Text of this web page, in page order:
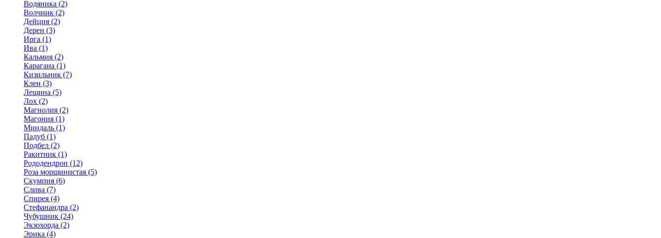
Водяника (2)
Волчник (2)
Дейция (2)
Дерен (3)
Ирга (1)
Ива (1)
Кальмия (2)
Карагана (1)
Кизильник (7)
Клен (3)
Лещина (5)
Лох (2)
Магнолия (2)
Магония (1)
Миндаль (1)
Падуб (1)
Подбел (2)
Ракитник (1)
Рододендрон (12)
Роза морщинистая (5)
Скумпия (6)
Слива (7)
Спирея (4)
Стефанандра (2)
Чубушник (24)
Экзохорда (2)
Эрика (4)